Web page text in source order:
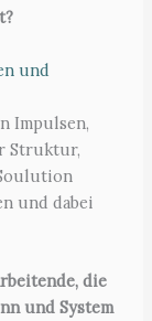
und
Impulsen,
Struktur,
und dabei
die
und System